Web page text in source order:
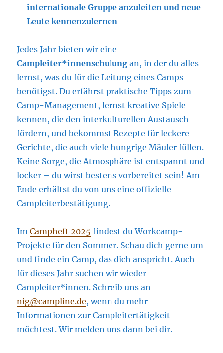
internationale Gruppe anzuleiten und neue
Leute kennenzulernen
Jedes Jahr bieten wir eine
Campleiter*innenschulung an, in der du alles
lernst, was du für die Leitung eines Camps
benötigst. Du erfährst praktische Tipps zum
Camp-Management, lernst kreative Spiele
kennen, die den interkulturellen Austausch
fördern, und bekommst Rezepte für leckere
Gerichte, die auch viele hungrige Mäuler füllen.
Keine Sorge, die Atmosphäre ist entspannt und
locker – du wirst bestens vorbereitet sein! Am
Ende erhältst du von uns eine offizielle
Campleiterbestätigung.
ImCampheft 2025 findest du Workcamp-
Projekte für den Sommer. Schau dich gerne um
und finde ein Camp, das dich anspricht. Auch
für dieses Jahr suchen wir wieder
Campleiter*innen. Schreib uns an
nig@campline.de, wenn du mehr
Informationen zur Campleitertätigkeit
möchtest. Wir melden uns dann bei dir.